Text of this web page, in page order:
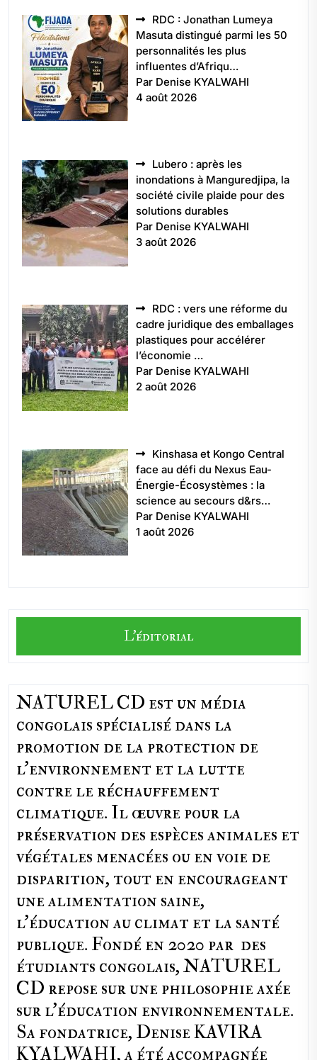
RDC : Jonathan Lumeya
Masuta distingué parmi les 50
personnalités les plus
influentes d’Afriqu…
Par Denise KYALWAHI
4 août 2026
Lubero : après les
inondations à Manguredjipa, la
société civile plaide pour des
solutions durables
Par Denise KYALWAHI
3 août 2026
RDC : vers une réforme du
cadre juridique des emballages
plastiques pour accélérer
l’économie …
Par Denise KYALWAHI
2 août 2026
Kinshasa et Kongo Central
face au défi du Nexus Eau-
Énergie-Écosystèmes : la
science au secours d&rs…
Par Denise KYALWAHI
1 août 2026
L'éditorial
NATUREL CD est un média
congolais spécialisé dans la
promotion de la protection de
l’environnement et la lutte
contre le réchauffement
climatique. Il œuvre pour la
préservation des espèces animales et
végétales menacées ou en voie de
disparition, tout en encourageant
une alimentation saine,
l'éducation au climat et la santé
publique. Fondé en 2020 par des
étudiants congolais, NATUREL
CD repose sur une philosophie axée
sur l'éducation environnementale.
Sa fondatrice, Denise KAVIRA
KYALWAHI, a été accompagnée